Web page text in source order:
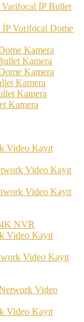
İP Bullet
Vorifocal Dome
Kamera
Kamera
Kamera
Kamera
Kamera
Kamera
Video Kayıt
Video Kayıt
Video Kayıt
NVR
Video Kayıt
Video Kayıt
Video
Video Kayıt